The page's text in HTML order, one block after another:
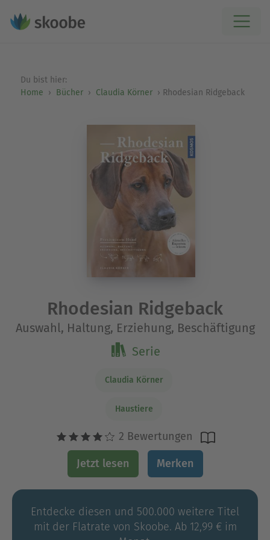
Du bist hier:
Home
Bücher Claudia Körner Rhodesian Ridgeback
Rhodesian Ridgeback
Auswahl, Haltung, Erziehung, Beschäftigung
Serie
Claudia Körner
Haustiere
2 Bewertungen
Jetzt lesen Merken
Entdecke diesen und 500.000 weitere Titel
mit der Flatrate von Skoobe. Ab 12,99 € im